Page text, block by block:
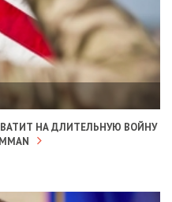
НА ДЛИТЕЛЬНУЮ ВОЙНУ